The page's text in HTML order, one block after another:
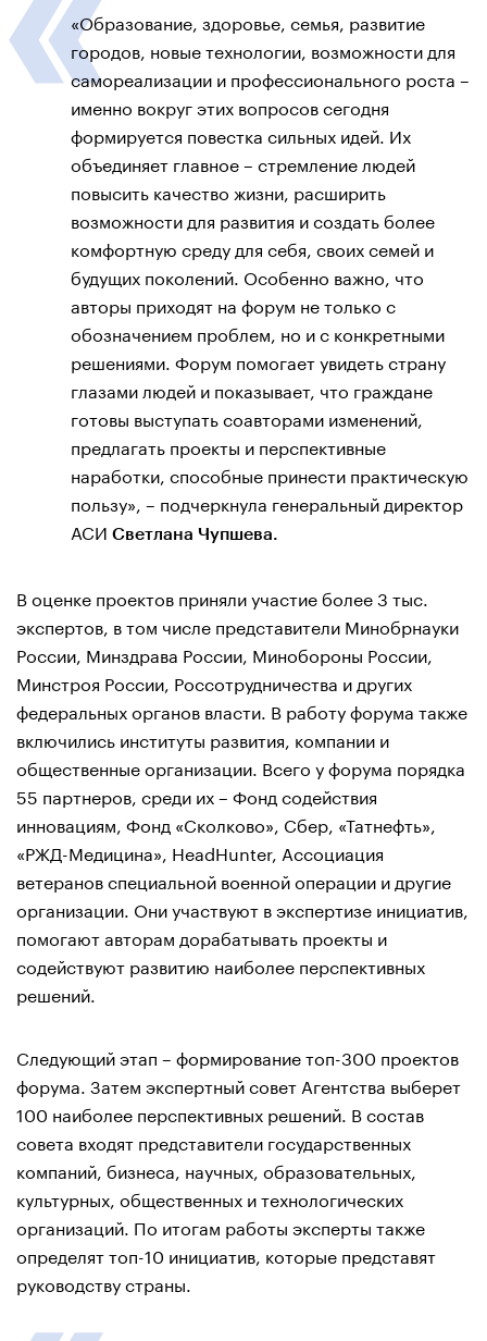
«Образование, здоровье, семья, развитие
городов, новые технологии, возможности для
самореализации и профессионального роста –
именно вокруг этих вопросов сегодня
формируется повестка сильных идей. Их
объединяет главное – стремление людей
повысить качество жизни, расширить
возможности для развития и создать более
комфортную среду для себя, своих семей и
будущих поколений. Особенно важно, что
авторы приходят на форум не только с
обозначением проблем, но и с конкретными
решениями. Форум помогает увидеть страну
глазами людей и показывает, что граждане
готовы выступать соавторами изменений,
предлагать проекты и перспективные
наработки, способные принести практическую
пользу», – подчеркнула генеральный директор
АСИ Светлана Чупшева.
В оценке проектов приняли участие более 3 тыс.
экспертов, в том числе представители Минобрнауки
России, Минздрава России, Минобороны России,
Минстроя России, Россотрудничества и других
федеральных органов власти. В работу форума также
включились институты развития, компании и
общественные организации. Всего у форума порядка
55 партнеров, среди их – Фонд содействия
инновациям, Фонд «Сколково», Сбер, «Татнефть»,
«РЖД-Медицина», HeadHunter, Ассоциация
ветеранов специальной военной операции и другие
организации. Они участвуют в экспертизе инициатив,
помогают авторам дорабатывать проекты и
содействуют развитию наиболее перспективных
решений.
Следующий этап – формирование топ-300 проектов
форума. Затем экспертный совет Агентства выберет
100 наиболее перспективных решений. В состав
совета входят представители государственных
компаний, бизнеса, научных, образовательных,
культурных, общественных и технологических
организаций. По итогам работы эксперты также
определят топ-10 инициатив, которые представят
руководству страны.